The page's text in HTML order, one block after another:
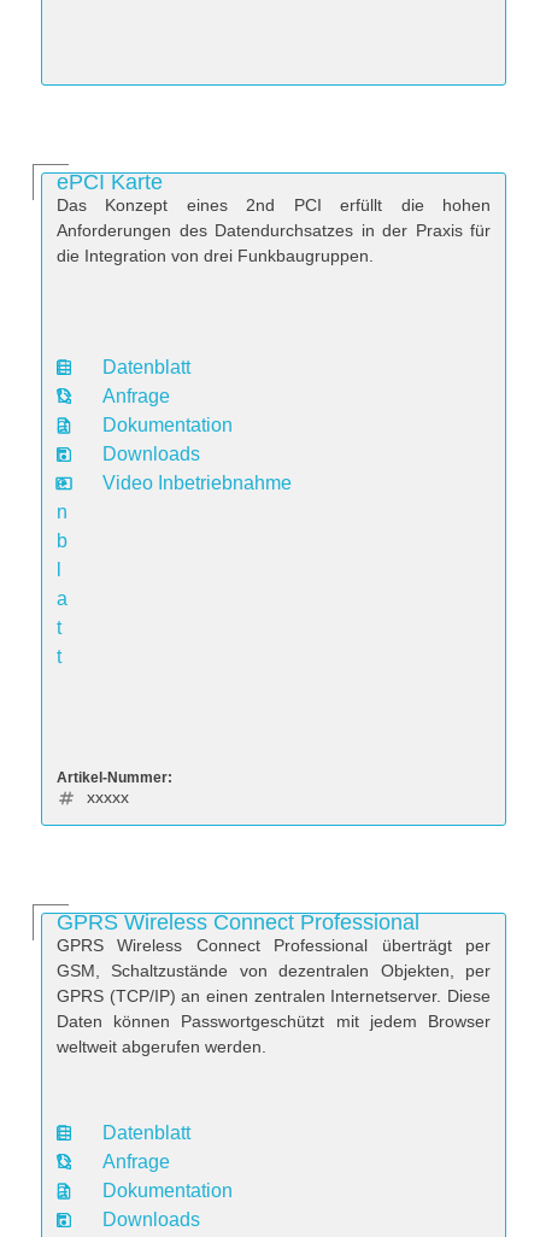
ePCI Karte
Das Konzept eines 2nd PCI erfüllt die hohen
Anforderungen des Datendurchsatzes in der Praxis für
die Integration von drei Funkbaugruppen.
D
a
t
e
n
b
a
t
t
Datenblatt
Anfrage
Dokumentation
Downloads
Video Inbetriebnahme
Artikel-Nummer:
xxxxx
GPRS Wireless Connect Professional
GPRS Wireless Connect Professional überträgt per
GSM, Schaltzustände von dezentralen Objekten, per
GPRS (TCP/IP) an einen zentralen Internetserver. Diese
Daten können Passwortgeschützt mit jedem Browser
weltweit abgerufen werden.
D
a
t
Datenblatt
Anfrage
Dokumentation
Downloads